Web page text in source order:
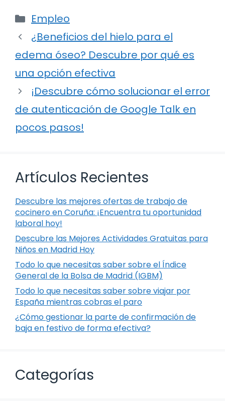
Categorías
Empleo
¿Beneficios del hielo para el
edema óseo? Descubre por qué es
una opción efectiva
¡Descubre cómo solucionar el error
de autenticación de Google Talk en
pocos pasos!
Artículos Recientes
Descubre las mejores ofertas de trabajo de
cocinero en Coruña: ¡Encuentra tu oportunidad
laboral hoy!
Descubre las Mejores Actividades Gratuitas para
Niños en Madrid Hoy
Todo lo que necesitas saber sobre el Índice
General de la Bolsa de Madrid (IGBM)
Todo lo que necesitas saber sobre viajar por
España mientras cobras el paro
¿Cómo gestionar la parte de confirmación de
baja en festivo de forma efectiva?
Categorías